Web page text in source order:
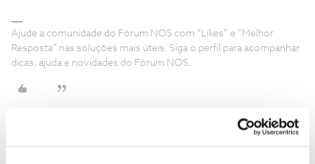
Ajude a comunidade do Fórum NOS com “Likes” e “Melhor
Resposta” nas soluções mais úteis. Siga o perfil para acompanhar
dicas, ajuda e novidades do Fórum NOS.